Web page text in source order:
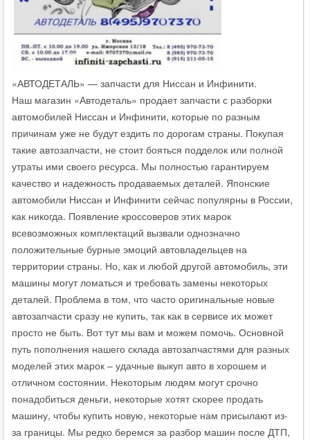
«АВТОДЕТАЛЬ» — запчасти для Ниссан и Инфинити.
Наш магазин «Автодеталь» продает запчасти с разборки
автомобилей Ниссан и Инфинити, которые по разным
причинам уже не будут ездить по дорогам страны. Покупая
такие автозапчасти, не стоит бояться подделок или полной
утраты ими своего ресурса. Мы полностью гарантируем
качество и надежность продаваемых деталей. Японские
автомобили Ниссан и Инфинити сейчас популярны в России,
как никогда. Появление кроссоверов этих марок
всевозможных комплектаций вызвали однозначно
положительные бурные эмоций автовладельцев на
территории страны. Но, как и любой другой автомобиль, эти
машины могут ломаться и требовать замены некоторых
деталей. Проблема в том, что часто оригинальные новые
автозапчасти сразу не купить, так как в сервисе их может
просто не быть. Вот тут мы вам и можем помочь. Основной
путь пополнения нашего склада автозапчастями для разных
моделей этих марок – удачные выкуп авто в хорошем и
отличном состоянии. Некоторым людям могут срочно
понадобиться деньги, некоторые хотят скорее продать
машину, чтобы купить новую, некоторые нам присылают из-
за границы. Мы редко беремся за разбор машин после ДТП,